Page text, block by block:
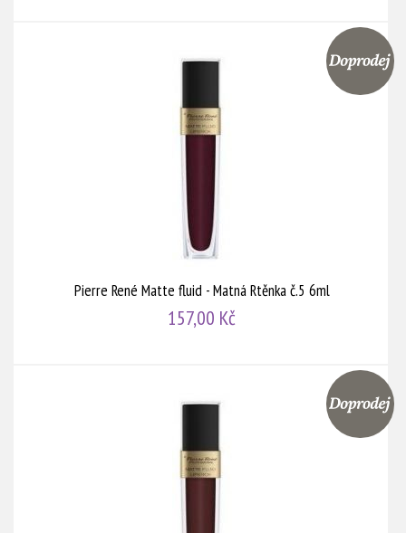
Pierre René Matte fluid - Matná Rtěnka č.5 6ml
157,00 Kč